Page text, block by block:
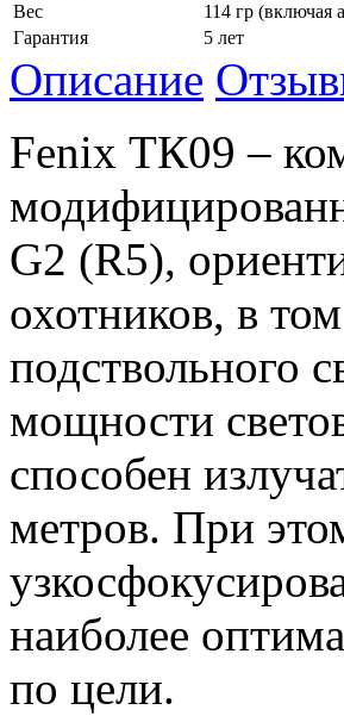
Вес
114 гр (включая
Гарантия
5 лет
Описание
Fenix ТК09 –
G2 (R5),
охотников, в
подствольного
мощности
способен
метров. При
наиболее
по цели.